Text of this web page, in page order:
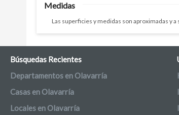
Medidas
Las superficies y medidas son aproximadas y
Búsquedas Recientes
Departamentos en Olavarría
Casas en Olavarría
Locales en Olavarría